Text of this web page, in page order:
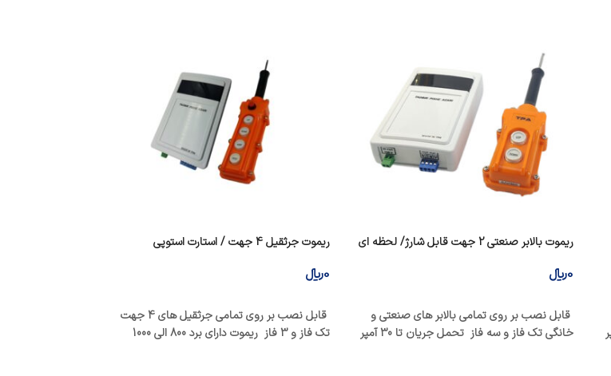
ریموت بالابر صنعتی 2 جهت قابل شارژ/ لحظه ای
0﷼
قابل نصب بر روی تمامی بالابر های صنعتی و
خانگی تک فاز و سه فاز تحمل جریان تا 30 آمپر
ریموت جرثقیل 4 جهت / استارت استوپی
0﷼
قابل نصب بر روی تمامی جرثقیل های 4 جهت
تک فاز و 3 فاز ریموت دارای برد 800 الی 1000